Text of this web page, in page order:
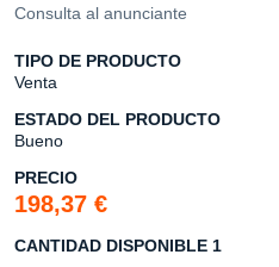
Consulta al anunciante
TIPO DE PRODUCTO
Venta
ESTADO DEL PRODUCTO
Bueno
PRECIO
198,37 €
CANTIDAD DISPONIBLE 1